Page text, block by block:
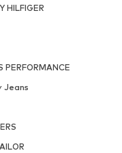
HILFIGER
PERFORMANCE
Jeans